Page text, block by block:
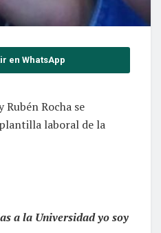
en WhatsApp
Rocha se
laboral de la
a la Universidad yo soy